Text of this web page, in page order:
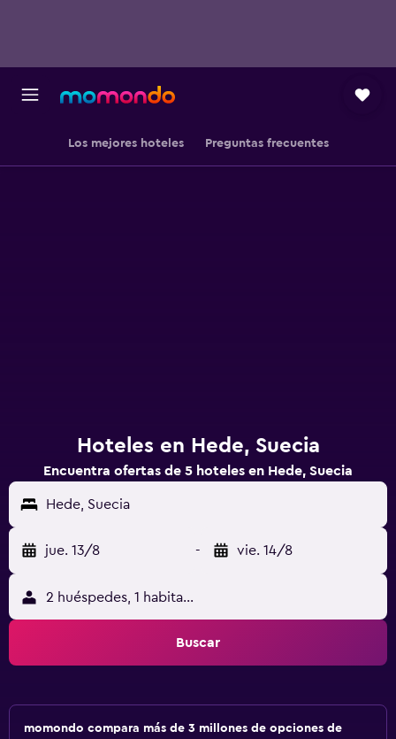
Los mejores hoteles Preguntas frecuentes
Hoteles en Hede, Suecia
Encuentra ofertas de 5 hoteles en Hede, Suecia
Hede, Suecia
jue. 13/8 - vie. 14/8
2 huéspedes, 1 habitación
Buscar
momondo compara más de 3 millones de opciones de